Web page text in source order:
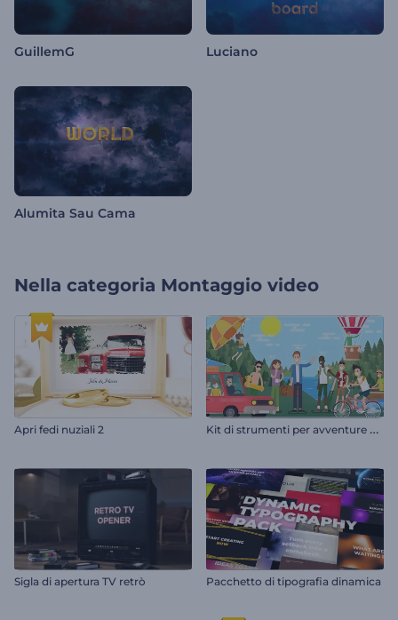
GuillemG Luciano
Alumita Sau Cama
Nella categoria Montaggio video
Apri fedi nuziali 2 K
it di strumenti per avventure di personaggi
Sigla di apertura TV retrò Pacchetto di tipografia dinamica